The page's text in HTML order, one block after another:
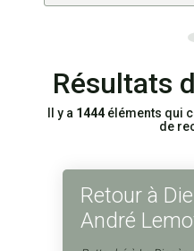
Résultats
Il y a 1444 éléments qui
de
Retour à
André